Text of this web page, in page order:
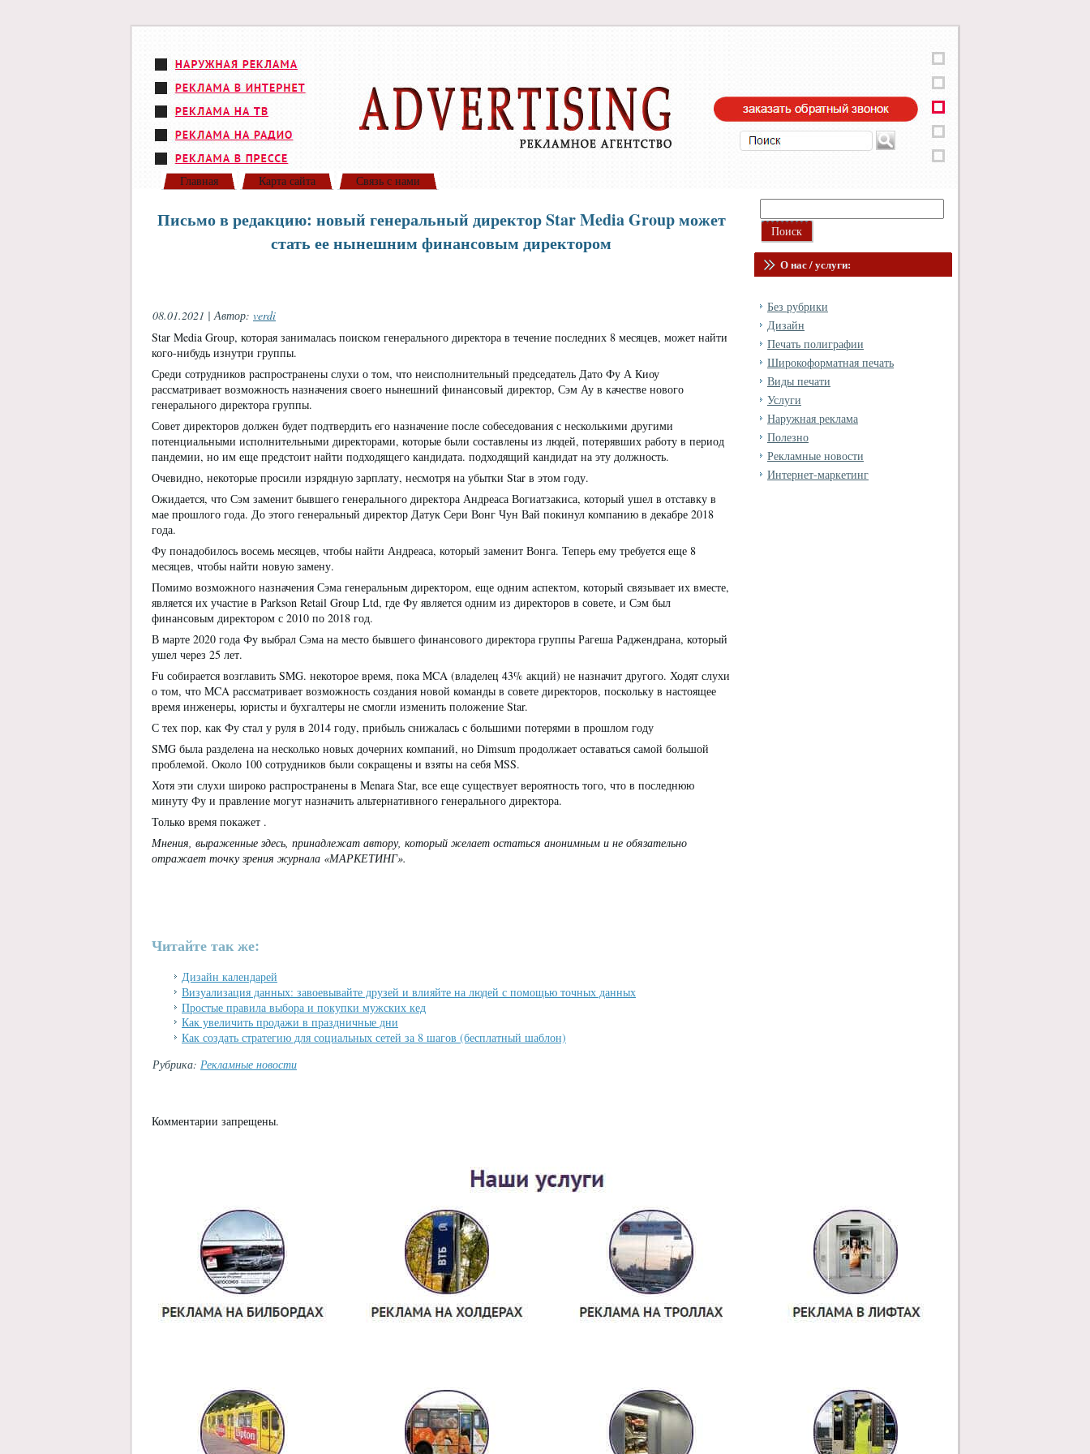
Главная Карта сайта Связь с нами
Письмо в редакцию: новый генеральный директор Star Media Group может
стать ее нынешним финансовым директором
08.01.2021 | Автор: verdi
Star Media Group, которая занималась поиском генерального директора в течение последних 8 месяцев, может найти
кого-нибудь изнутри группы.
Среди сотрудников распространены слухи о том, что неисполнительный председатель Дато Фу А Киоу
рассматривает возможность назначения своего нынешний финансовый директор, Сэм Ау в качестве нового
генерального директора группы.
Совет директоров должен будет подтвердить его назначение после собеседования с несколькими другими
потенциальными исполнительными директорами, которые были составлены из людей, потерявших работу в период
пандемии, но им еще предстоит найти подходящего кандидата. подходящий кандидат на эту должность.
Очевидно, некоторые просили изрядную зарплату, несмотря на убытки Star в этом году.
Ожидается, что Сэм заменит бывшего генерального директора Андреаса Вогиатзакиса, который ушел в отставку в
мае прошлого года. До этого генеральный директор Датук Сери Вонг Чун Вай покинул компанию в декабре 2018
года.
Фу понадобилось восемь месяцев, чтобы найти Андреаса, который заменит Вонга. Теперь ему требуется еще 8
месяцев, чтобы найти новую замену.
Помимо возможного назначения Сэма генеральным директором, еще одним аспектом, который связывает их вместе,
является их участие в Parkson Retail Group Ltd, где Фу является одним из директоров в совете, и Сэм был
финансовым директором с 2010 по 2018 год.
В марте 2020 года Фу выбрал Сэма на место бывшего финансового директора группы Рагеша Раджендрана, который
ушел через 25 лет.
Fu собирается возглавить SMG. некоторое время, пока MCA (владелец 43% акций) не назначит другого. Ходят слухи
о том, что MCA рассматривает возможность создания новой команды в совете директоров, поскольку в настоящее
время инженеры, юристы и бухгалтеры не смогли изменить положение Star.
С тех пор, как Фу стал у руля в 2014 году, прибыль снижалась с большими потерями в прошлом году
SMG была разделена на несколько новых дочерних компаний, но Dimsum продолжает оставаться самой большой
проблемой. Около 100 сотрудников были сокращены и взяты на себя MSS.
Хотя эти слухи широко распространены в Menara Star, все еще существует вероятность того, что в последнюю
минуту Фу и правление могут назначить альтернативного генерального директора.
Только время покажет .
Мнения, выраженные здесь, принадлежат автору, который желает остаться анонимным и не обязательно
отражает точку зрения журнала «МАРКЕТИНГ».
Читайте так же:
Дизайн календарей
Визуализация данных: завоевывайте друзей и влияйте на людей с помощью точных данных
Простые правила выбора и покупки мужских кед
Как увеличить продажи в праздничные дни
Как создать стратегию для социальных сетей за 8 шагов (бесплатный шаблон)
Рубрика: Рекламные новости
Комментарии запрещены.
О нас / услуги:
Без рубрики
Дизайн
Печать полиграфии
Широкоформатная печать
Виды печати
Услуги
Наружная реклама
Полезно
Рекламные новости
Интернет-маркетинг